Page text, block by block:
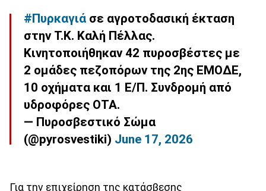
#Πυρκαγιά σε αγροτοδασική έκταση
στην Τ.Κ. Καλή Πέλλας.
Κινητοποιήθηκαν 42 πυροσβέστες με
2 ομάδες πεζοπόρων της 2ης ΕΜΟΔΕ,
10 οχήματα και 1 Ε/Π. Συνδρομή από
υδροφόρες ΟΤΑ.
— Πυροσβεστικό Σώμα
(@pyrosvestiki) June 17, 2026
Για την επιχείρηση της κατάσβεσης